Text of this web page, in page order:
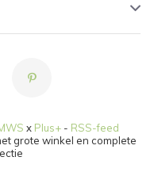
x Plus+ - RSS-feed
grote winkel en complete